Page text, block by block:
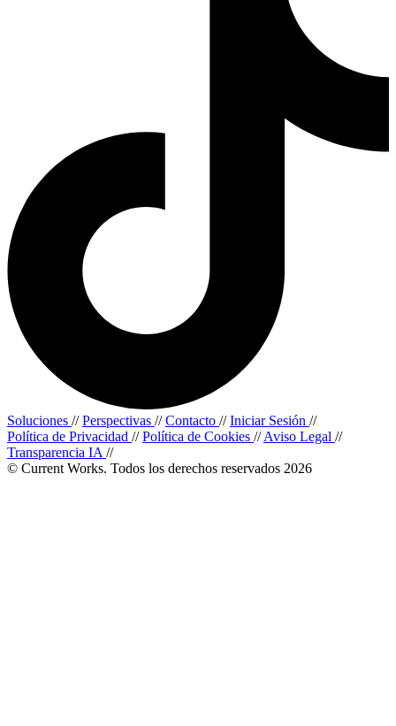
Soluciones // Perspectivas // Contacto // Iniciar Sesión //
Política de Privacidad // Política de Cookies // Aviso Legal //
Transparencia IA //
© Current Works. Todos los derechos reservados 2026